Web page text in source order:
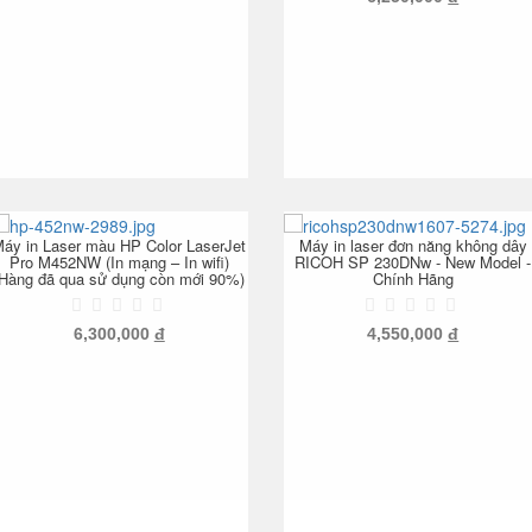
in Laser màu HP Color LaserJet
Pro M452NW (In mạng – In wifi)
đã qua sử dụng còn mới 90%)
6,300,000 đ
Máy in laser đơn năng không dây
RICOH SP 230DNw - New Model -
Chính Hãng
4,550,000đ